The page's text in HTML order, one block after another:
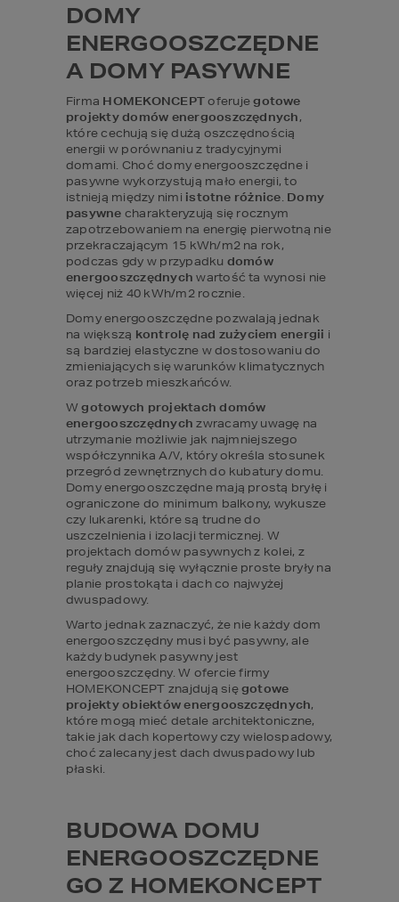
DOMY
ENERGOOSZCZĘDNE
A DOMY PASYWNE
Firma HOMEKONCEPT oferuje gotowe
projekty domów energooszczędnych,
które cechują się dużą oszczędnością
energii w porównaniu z tradycyjnymi
domami. Choć domy energooszczędne i
pasywne wykorzystują mało energii, to
istnieją między nimi istotne różnice. Domy
pasywne charakteryzują się rocznym
zapotrzebowaniem na energię pierwotną nie
przekraczającym 15 kWh/m2 na rok,
podczas gdy w przypadku domów
energooszczędnych wartość ta wynosi nie
więcej niż 40 kWh/m2 rocznie.
Domy energooszczędne pozwalają jednak
na większą kontrolę nad zużyciem energii i
są bardziej elastyczne w dostosowaniu do
zmieniających się warunków klimatycznych
oraz potrzeb mieszkańców.
W gotowych projektach domów
energooszczędnych zwracamy uwagę na
utrzymanie możliwie jak najmniejszego
współczynnika A/V, który określa stosunek
przegród zewnętrznych do kubatury domu.
Domy energooszczędne mają prostą bryłę i
ograniczone do minimum balkony, wykusze
czy lukarenki, które są trudne do
uszczelnienia i izolacji termicznej. W
projektach domów pasywnych z kolei, z
reguły znajdują się wyłącznie proste bryły na
planie prostokąta i dach co najwyżej
dwuspadowy.
Warto jednak zaznaczyć, że nie każdy dom
energooszczędny musi być pasywny, ale
każdy budynek pasywny jest
energooszczędny. W ofercie firmy
HOMEKONCEPT znajdują się gotowe
projekty obiektów energooszczędnych,
które mogą mieć detale architektoniczne,
takie jak dach kopertowy czy wielospadowy,
choć zalecany jest dach dwuspadowy lub
płaski.
BUDOWA DOMU
ENERGOOSZCZĘDNE
GO Z HOMEKONCEPT